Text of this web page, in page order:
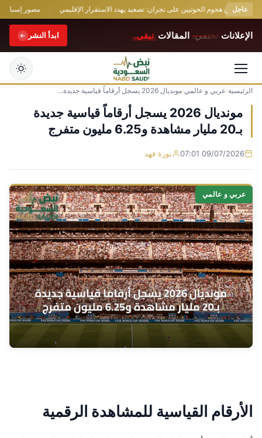
عاجل
عربي من هجوم الحوثيين على نجران: تصعيد يهدد الاستقرار الإقليمي مصور إسباني
الإعلانات تختفي. المقالات تبقى. ابدأ النشر
التجاوز
إلى
المحتوى
الرئيسية›عربي و عالمي›مونديال 2026 يسجل أرقاماً قياسية جديدة...
مونديال 2026 يسجل أرقاماً قياسية جديدة
بـ20 مليار مشاهدة و6.25 مليون متفرج
09/07/2026 07:01 نورة فهد
عربي و عالمي
الأرقام القياسية للمشاهدة الرقمية